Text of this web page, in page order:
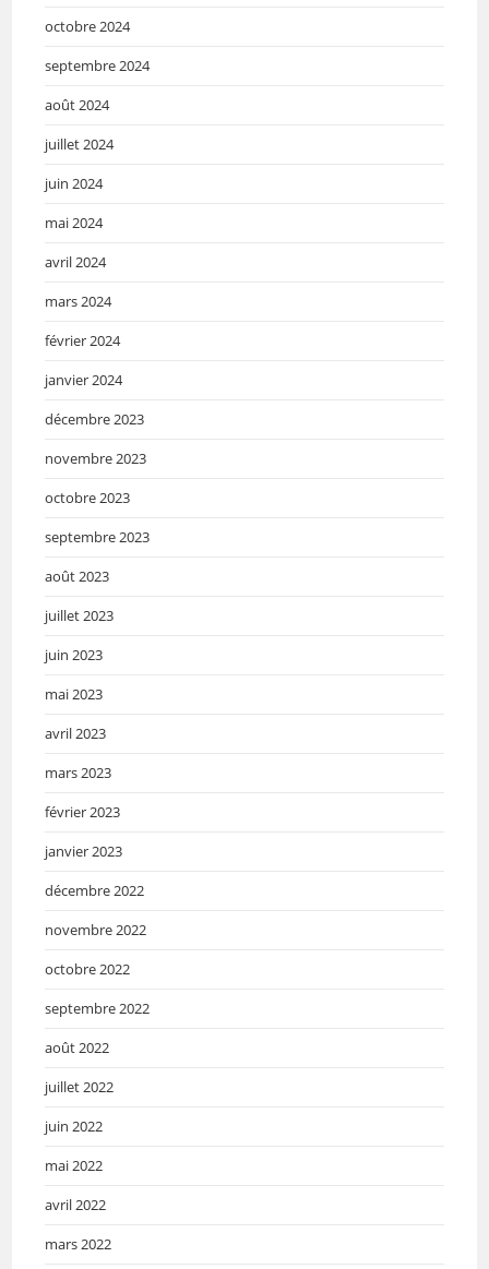
octobre 2024
septembre 2024
août 2024
juillet 2024
juin 2024
mai 2024
avril 2024
mars 2024
février 2024
janvier 2024
décembre 2023
novembre 2023
octobre 2023
septembre 2023
août 2023
juillet 2023
juin 2023
mai 2023
avril 2023
mars 2023
février 2023
janvier 2023
décembre 2022
novembre 2022
octobre 2022
septembre 2022
août 2022
juillet 2022
juin 2022
mai 2022
avril 2022
mars 2022